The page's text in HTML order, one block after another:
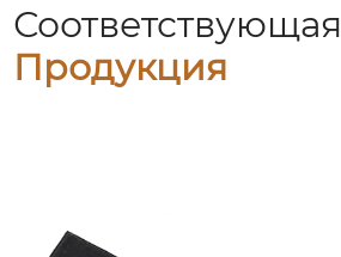
Соответствующая
Продукция